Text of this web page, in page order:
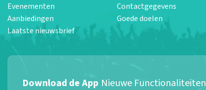
Evenementen
Aanbiedingen
Laatste nieuwsbrief
Contactgegevens
Goede doelen
Download de App Nieuwe Functionaliteiten